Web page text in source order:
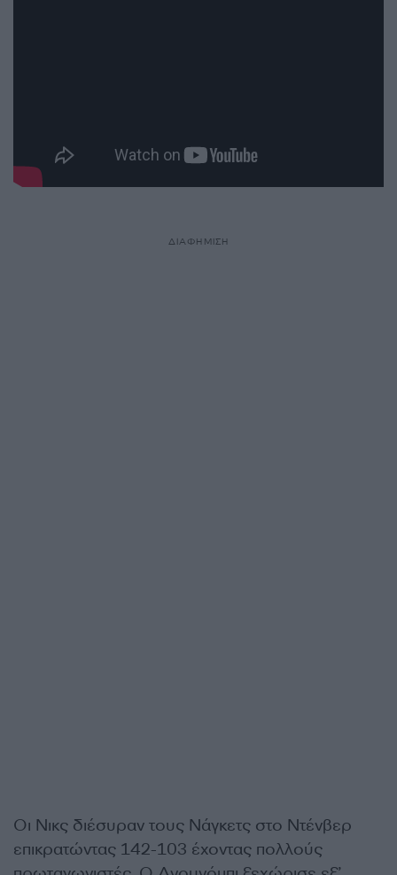
ΔΙΑΦΗΜΙΣΗ
Οι Νικς διέσυραν τους Νάγκετς στο Ντένβερ
επικρατώντας 142-103 έχοντας πολλούς